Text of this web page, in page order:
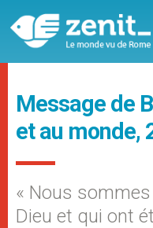
Message de
et au monde,
« Nous
Dieu et qui ont